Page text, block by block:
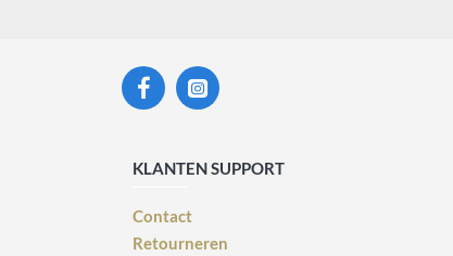
KLANTEN SUPPORT
Contact
Retourneren